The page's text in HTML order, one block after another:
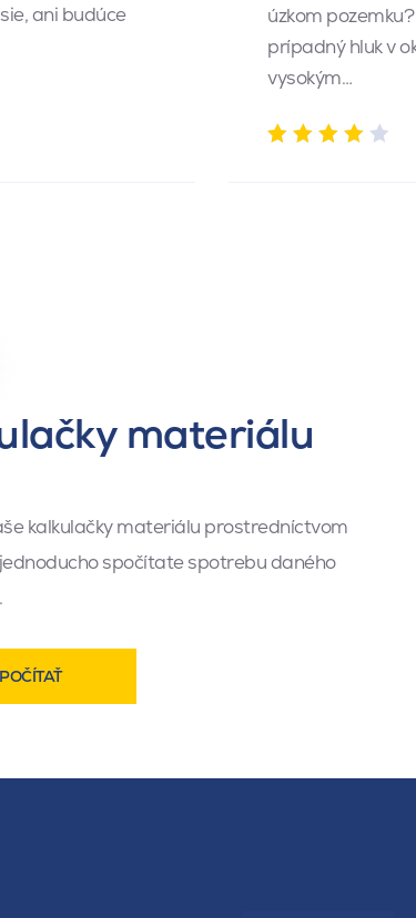
ani budúce
úzkom
prípadný hluk v
vysokým…
materiálu
kalkulačky materiálu prostredníctvom
spočítate spotrebu daného